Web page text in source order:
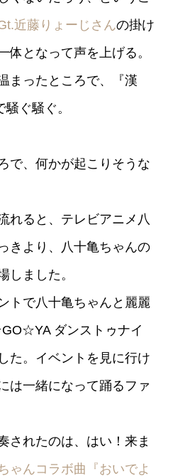
近藤りょーじさんの掛け
体となって声を上げる。
まったところで、『漢
ぐ騒ぐ。
で、何かが起こりそうな
れると、テレビアニメ八
きより、八十亀ちゃんの
しました。
トで八十亀ちゃんと麗麗
ダンストゥナイ
た。イベントを見に行け
は一緒になって踊るファ
されたのは、はい！来ま
ゃんコラボ曲『おいでよ